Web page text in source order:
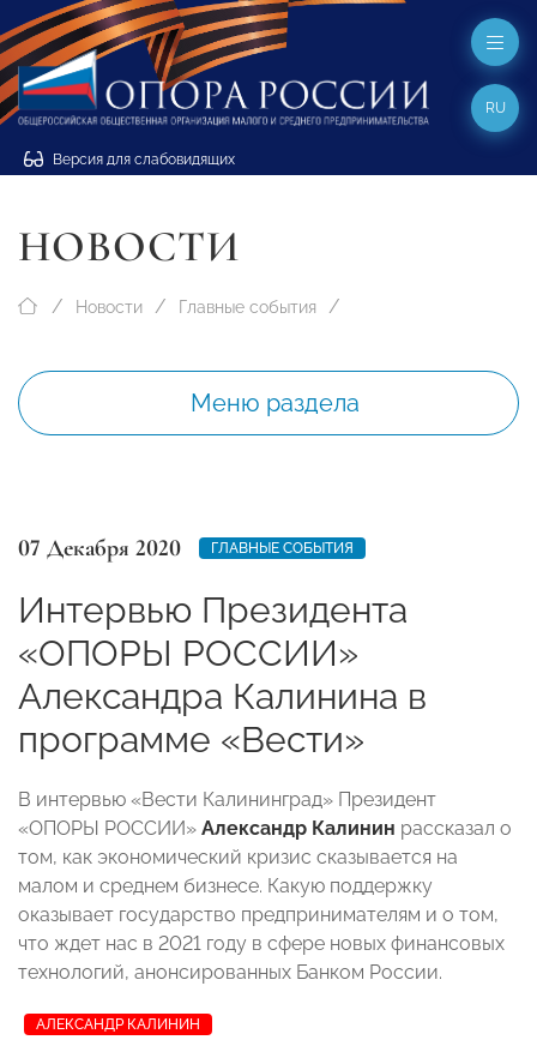
Версия для слабовидящих
RU
НОВОСТИ
Новости Главные события
Меню раздела
07 Декабря 2020 ГЛАВНЫЕ СОБЫТИЯ
Интервью Президента
«ОПОРЫ РОССИИ»
Александра Калинина в
программе «Вести»
В интервью «Вести Калининград» Президент
«ОПОРЫ РОССИИ» Александр Калинин рассказал о
том, как экономический кризис сказывается на
малом и среднем бизнесе. Какую поддержку
оказывает государство предпринимателям и о том,
что ждет нас в 2021 году в сфере новых финансовых
технологий, анонсированных Банком России.
АЛЕКСАНДР КАЛИНИН